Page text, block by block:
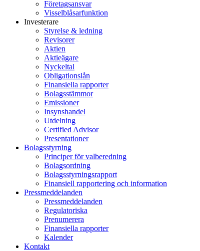
Företagsansvar
Visselblåsarfunktion
Investerare
Styrelse & ledning
Revisorer
Aktien
Aktieägare
Nyckeltal
Obligationslån
Finansiella rapporter
Bolagsstämmor
Emissioner
Insynshandel
Utdelning
Certified Advisor
Presentationer
Bolagsstyrning
Principer för valberedning
Bolagsordning
Bolagsstyrningsrapport
Finansiell rapportering och information
Pressmeddelanden
Pressmeddelanden
Regulatoriska
Prenumerera
Finansiella rapporter
Kalender
Kontakt